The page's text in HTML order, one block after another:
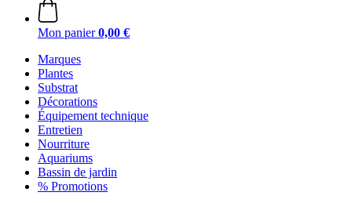
Mon panier 0,00 €
Marques
Plantes
Substrat
Décorations
Équipement technique
Entretien
Nourriture
Aquariums
Bassin de jardin
% Promotions